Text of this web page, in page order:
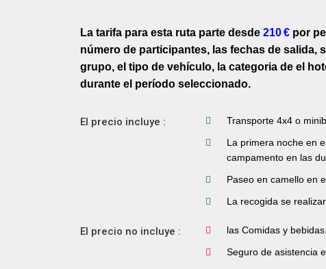
La tarifa para esta ruta parte desde 210 € por
número de participantes, las fechas de salida,
grupo, el tipo de vehículo, la categoria de el
durante el período seleccionado.
El precio incluye :
Transporte 4x4 o
La primera noche en
campamento en las
Paseo en camello en
La recogida se
El precio no incluye :
las Comidas y bebidas.
Seguro de asistencia